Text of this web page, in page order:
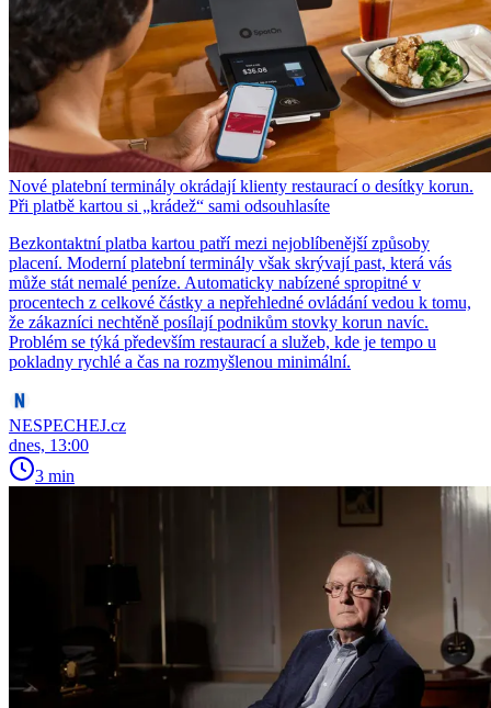
Nové platební terminály okrádají klienty restaurací o desítky korun.
Při platbě kartou si „krádež“ sami odsouhlasíte
Bezkontaktní platba kartou patří mezi nejoblíbenější způsoby
placení. Moderní platební terminály však skrývají past, která vás
může stát nemalé peníze. Automaticky nabízené spropitné v
procentech z celkové částky a nepřehledné ovládání vedou k tomu,
že zákazníci nechtěně posílají podnikům stovky korun navíc.
Problém se týká především restaurací a služeb, kde je tempo u
pokladny rychlé a čas na rozmyšlenou minimální.
NESPECHEJ.cz
dnes, 13:00
3 min